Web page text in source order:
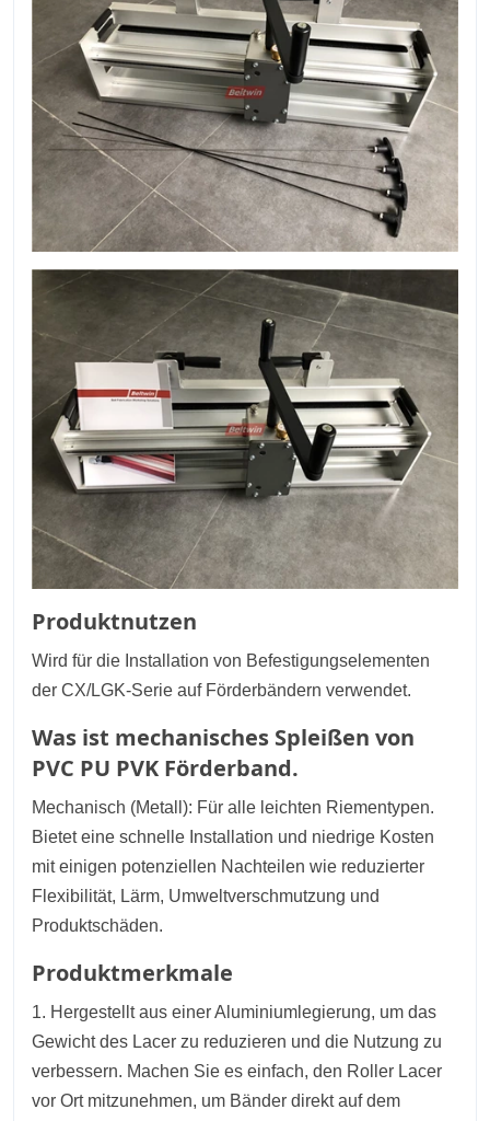
Produktnutzen
Wird für die Installation von Befestigungselementen
der CX/LGK-Serie auf Förderbändern verwendet.
Was ist mechanisches Spleißen von
PVC PU PVK Förderband.
Mechanisch (Metall): Für alle leichten Riementypen.
Bietet eine schnelle Installation und niedrige Kosten
mit einigen potenziellen Nachteilen wie reduzierter
Flexibilität, Lärm, Umweltverschmutzung und
Produktschäden.
Produktmerkmale
1. Hergestellt aus einer Aluminiumlegierung, um das
Gewicht des Lacer zu reduzieren und die Nutzung zu
verbessern. Machen Sie es einfach, den Roller Lacer
vor Ort mitzunehmen, um Bänder direkt auf dem